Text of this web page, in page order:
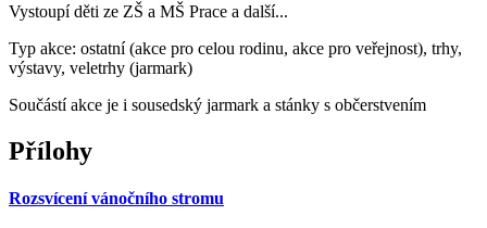
Vystoupí děti ze ZŠ a MŠ Prace a další...
Typ akce: ostatní (akce pro celou rodinu, akce pro veřejnost), trhy,
výstavy, veletrhy (jarmark)
Součástí akce je i sousedský jarmark a stánky s občerstvením
Přílohy
Rozsvícení vánočního stromu